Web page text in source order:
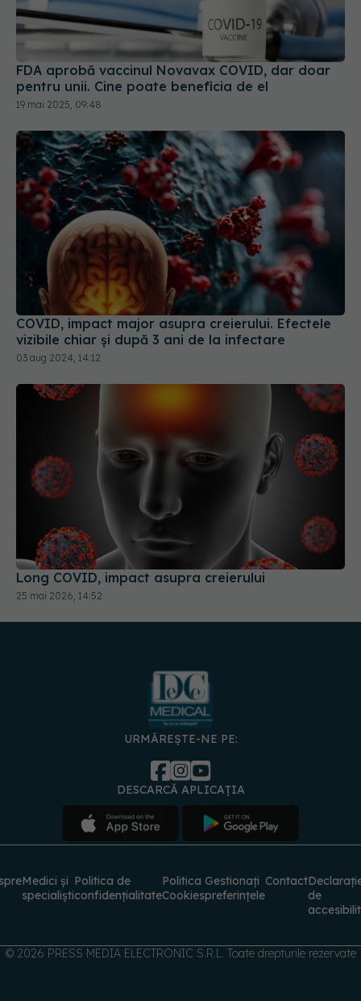
FDA aprobă vaccinul Novavax COVID, dar doar
pentru unii. Cine poate beneficia de el
19 mai 2025, 09:48
COVID, impact major asupra creierului. Efectele
vizibile chiar și după 3 ani de la infectare
03 aug 2024, 14:12
Long COVID, impact asupra creierului
25 mai 2026, 14:52
URMĂREȘTE-NE PE:
DESCARCĂ APLICAȚIA
Medici și
specialiști
Politica de
confidențialitate
Politica
Cookies
Gestionați
preferințele
Contact
de
© 2026 PRESS MEDIA ELECTRONIC S.R.L. Toate drepturile rezervate